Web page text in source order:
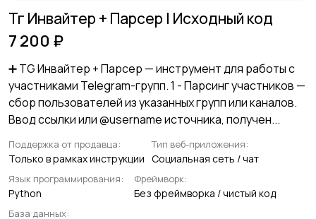
Тг Инвайтер + Парсер I Исходный код
7 200 ₽
➕ TG Инвайтер + Парсер — инструмент для работы с
участниками Telegram-групп. 1 - Парсинг участников —
сбор пользователей из указанных групп или каналов.
Ввод ссылки или @username источника, получен...
Поддержка от продавца:
Только в рамках инструкции
Тип веб-приложения:
Социальная сеть / чат
Язык программирования:
Python
Фреймворк:
Без фреймворка / чистый код
База данных: